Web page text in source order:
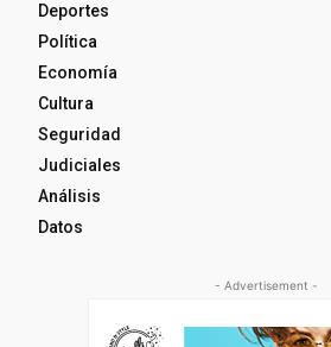
Deportes
Política
Economía
Cultura
Seguridad
Judiciales
Análisis
Datos
- Advertisement -